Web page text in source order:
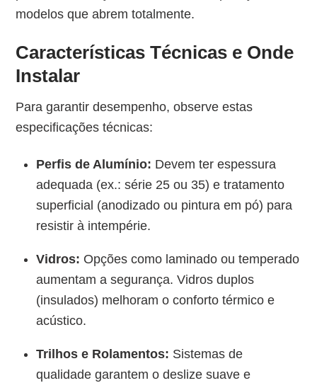
modelos que abrem totalmente.
Características Técnicas e Onde
Instalar
Para garantir desempenho, observe estas
especificações técnicas:
Perfis de Alumínio: Devem ter espessura
adequada (ex.: série 25 ou 35) e tratamento
superficial (anodizado ou pintura em pó) para
resistir à intempérie.
Vidros: Opções como laminado ou temperado
aumentam a segurança. Vidros duplos
(insulados) melhoram o conforto térmico e
acústico.
Trilhos e Rolamentos: Sistemas de
qualidade garantem o deslize suave e